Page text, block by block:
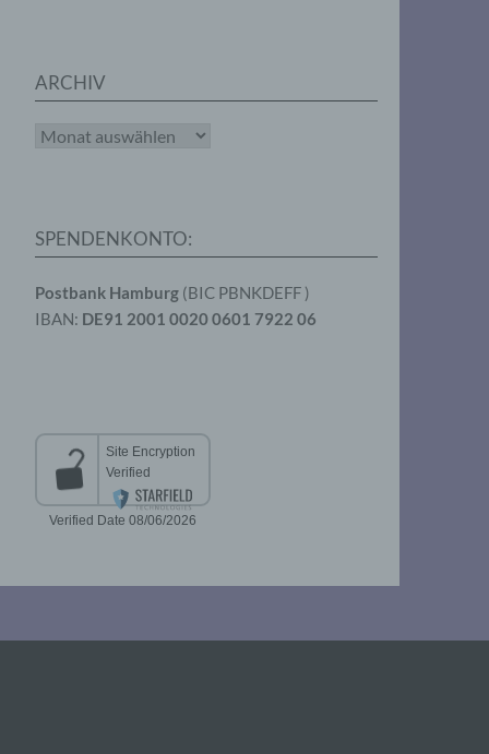
ARCHIV
Archiv
SPENDENKONTO:
Postbank Hamburg (BIC PBNKDEFF )
IBAN: DE91 2001 0020 0601 7922 06